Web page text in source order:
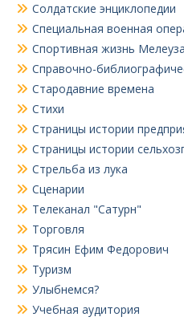
Солдатские энциклопедии
Специальная военная
Спортивная жизнь Мелеуза
Справочно-
Стародавние времена
Стихи
Страницы истории
Страницы истории
Стрельба из лука
Сценарии
Телеканал "Сатурн"
Торговля
Трясин Ефим Федорович
Туризм
Улыбнемся?
Учебная аудитория